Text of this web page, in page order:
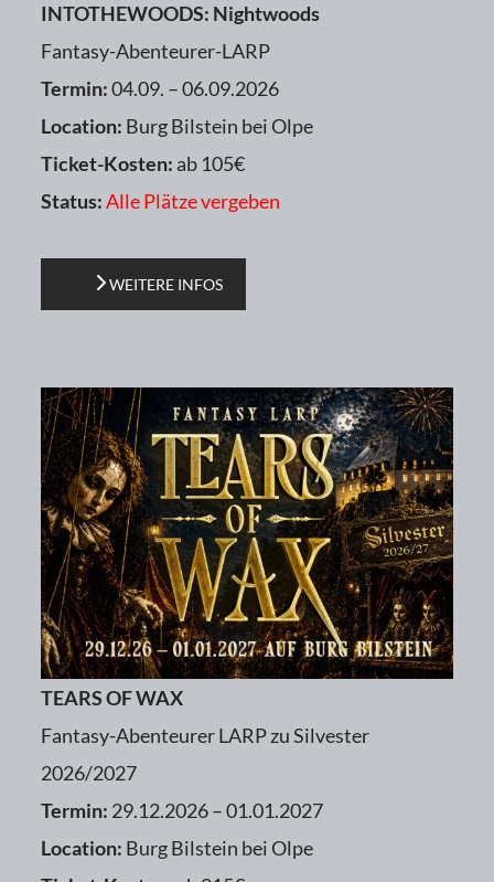
INTOTHEWOODS: Nightwoods
Fantasy-Abenteurer-LARP
Termin:04.09. – 06.09.2026
Location: Burg Bilstein bei Olpe
Ticket-Kosten: ab 105€
Status:Alle Plätze vergeben
WEITERE INFOS
TEARS OF WAX
Fantasy-Abenteurer LARP zu Silvester
2026/2027
Termin: 29.12.2026 – 01.01.2027
Location: Burg Bilstein bei Olpe